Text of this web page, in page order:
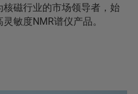
磁行业的市场领导者，始
敏度NMR谱仪产品。